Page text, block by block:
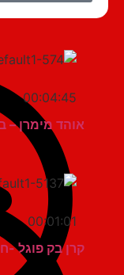
00:04:45
אוהד מימרן –
00:01:01
קרן בק פוגל -חג